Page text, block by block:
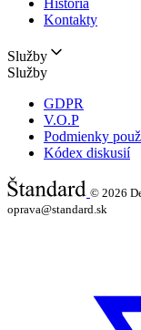
Kontakty
Služby
Služby
GDPR
V.O.P
Podmienky
Kódex diskusií
© 2026
oprava@standard.sk